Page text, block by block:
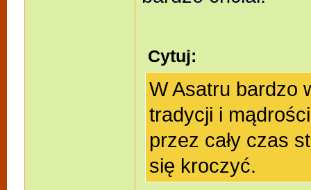
Cytuj:
W Asatru bardzo
tradycji i
przez cały czas
się kroczyć.